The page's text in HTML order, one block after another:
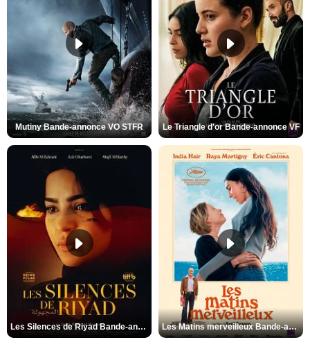
Mutiny Bande-annonce VO STFR Le Triangle d'or Bande-annonce VF
Les Silences de Riyad Bande-annonce VO STFR Les Matins merveilleux Bande-annonce VF